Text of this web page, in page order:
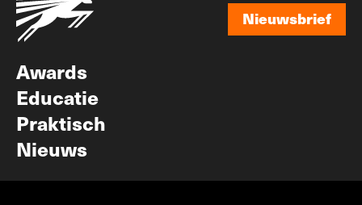
Nieuwsbrief
Awards
Educatie
Praktisch
Nieuws